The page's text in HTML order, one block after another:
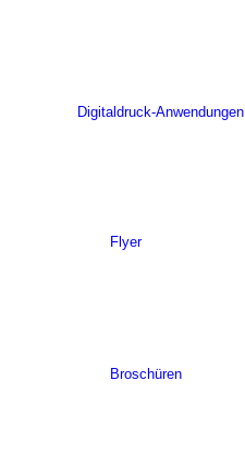
Digitaldruck-Anwendungen
Flyer
Broschüren